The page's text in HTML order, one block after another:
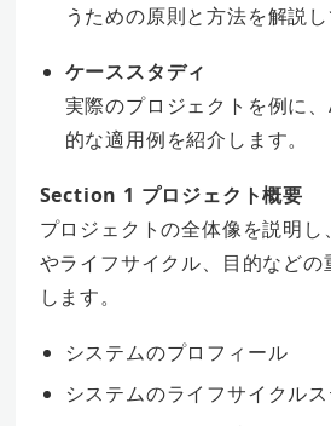
うための原則と方法を解説し
ケーススタディ
実際のプロジェクトを例に
的な適用例を紹介します。
Section 1 プロジェクト概要
プロジェクトの全体像を説明
やライフサイクル、目的などの
します。
システムのプロフィール
システムのライフサイクル